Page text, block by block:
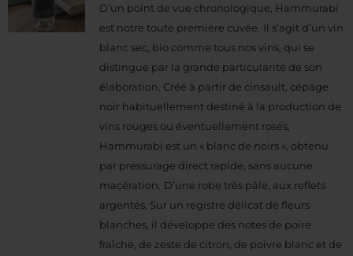
D’un point de vue chronologique, Hammurabi
est notre toute première cuvée. Il s’agit d’un vin
blanc sec, bio comme tous nos vins, qui se
distingue par la grande particularité de son
élaboration. Créé à partir de cinsault, cépage
noir habituellement destiné à la production de
vins rouges ou éventuellement rosés,
Hammurabi est un « blanc de noirs », obtenu
par pressurage direct rapide, sans aucune
macération. D’une robe très pâle, aux reflets
argentés, Sur un registre délicat de fleurs
blanches, il développe des notes de poire
fraîche, de zeste de citron, de poivre blanc et de